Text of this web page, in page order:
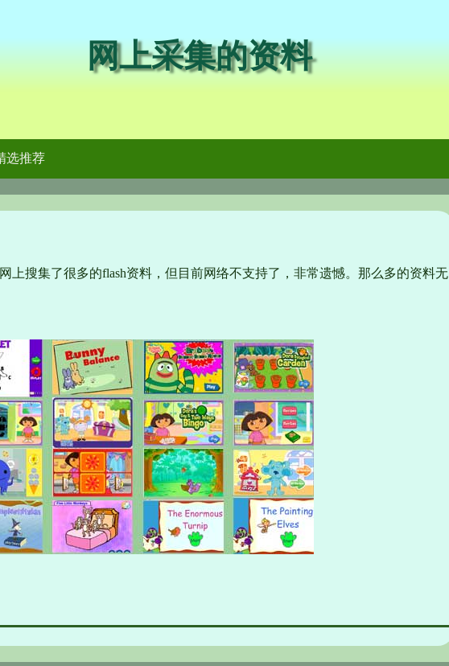
网上采集的资料
选推荐
上搜集了很多的flash资料，但目前网络不支持了，非常遗憾。那么多的资料无